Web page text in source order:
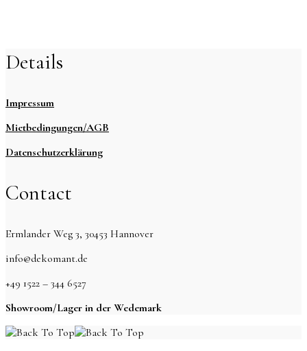
Details
Impressum
Mietbedingungen/AGB
Datenschutzerklärung
Contact
Ermlander Weg 3, 30453 Hannover
info@dekomant.de
+49 1522 – 344 6527
Showroom/Lager in der Wedemark